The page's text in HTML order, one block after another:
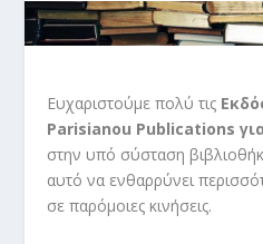
Ευχαριστούμε πολύ τις
Parisianou Publications
στην υπό σύσταση
αυτό να ενθαρρύνει
σε παρόμοιες κινήσεις.